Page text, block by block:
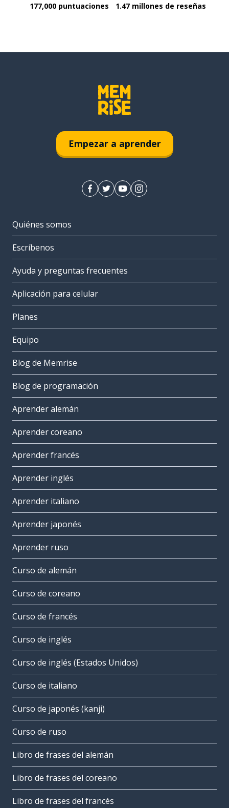
177,000 puntuaciones 1.47 millones de reseñas
Empezar a aprender
Quiénes somos
Escríbenos
Ayuda y preguntas frecuentes
Aplicación para celular
Planes
Equipo
Blog de Memrise
Blog de programación
Aprender alemán
Aprender coreano
Aprender francés
Aprender inglés
Aprender italiano
Aprender japonés
Aprender ruso
Curso de alemán
Curso de coreano
Curso de francés
Curso de inglés
Curso de inglés (Estados Unidos)
Curso de italiano
Curso de japonés (kanji)
Curso de ruso
Libro de frases del alemán
Libro de frases del coreano
Libro de frases del francés